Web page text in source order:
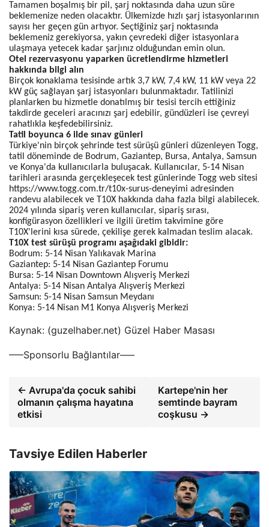
Tamamen boşalmış bir pil, şarj noktasında daha uzun süre
beklemenize neden olacaktır. Ülkemizde hızlı şarj istasyonlarının
sayısı her geçen gün artıyor. Seçtiğiniz şarj noktasında
beklemeniz gerekiyorsa, yakın çevredeki diğer istasyonlara
ulaşmaya yetecek kadar şarjınız olduğundan emin olun.
Otel rezervasyonu yaparken ücretlendirme hizmetleri
hakkında bilgi alın
Birçok konaklama tesisinde artık 3,7 kW, 7,4 kW, 11 kW veya 22
kW güç sağlayan şarj istasyonları bulunmaktadır. Tatilinizi
planlarken bu hizmetle donatılmış bir tesisi tercih ettiğiniz
takdirde geceleri aracınızı şarj edebilir, gündüzleri ise çevreyi
rahatlıkla keşfedebilirsiniz.
Tatil boyunca 6 ilde sınav günleri
Türkiye'nin birçok şehrinde test sürüşü günleri düzenleyen Togg,
tatil döneminde de Bodrum, Gaziantep, Bursa, Antalya, Samsun
ve Konya'da kullanıcılarla buluşacak. Kullanıcılar, 5-14 Nisan
tarihleri ​​arasında gerçekleşecek test günlerinde Togg web sitesi
https://www.togg.com.tr/t10x-surus-deneyimi adresinden
randevu alabilecek ve T10X hakkında daha fazla bilgi alabilecek.
2024 yılında sipariş veren kullanıcılar, sipariş sırası,
konfigürasyon özellikleri ve ilgili üretim takvimine göre
T10X'lerini kısa sürede, çekilişe gerek kalmadan teslim alacak.
T10X test sürüşü programı aşağıdaki gibidir:
Bodrum: 5-14 Nisan Yalıkavak Marina
Gaziantep: 5-14 Nisan Gaziantep Forumu
Bursa: 5-14 Nisan Downtown Alışveriş Merkezi
Antalya: 5-14 Nisan Antalya Alışveriş Merkezi
Samsun: 5-14 Nisan Samsun Meydanı
Konya: 5-14 Nisan M1 Konya Alışveriş Merkezi
Kaynak: (guzelhaber.net) Güzel Haber Masası
—–Sponsorlu Bağlantılar—–
← Avrupa'da çocuk sahibi
olmanın çalışma hayatına
etkisi
Kartepe'nin her
semtinde bayram
coşkusu →
Tavsiye Edilen Haberler